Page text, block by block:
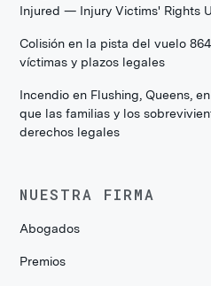
Injured — Injury Victims' Rights
Colisión en la pista del vuelo
víctimas y plazos legales
Incendio en Flushing, Queens,
que las familias y los
derechos legales
NUESTRA FIRMA
Abogados
Premios